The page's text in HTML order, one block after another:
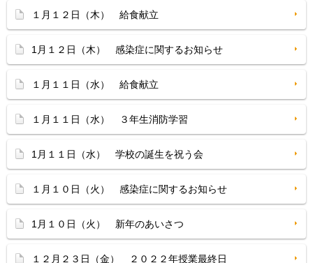
１月１２日（木） 給食献立
1月１２日（木） 感染症に関するお知らせ
１月１１日（水） 給食献立
１月１１日（水） ３年生消防学習
1月１１日（水） 学校の誕生を祝う会
１月１０日（火） 感染症に関するお知らせ
1月１０日（火） 新年のあいさつ
１２月２３日（金） ２０２２年授業最終日